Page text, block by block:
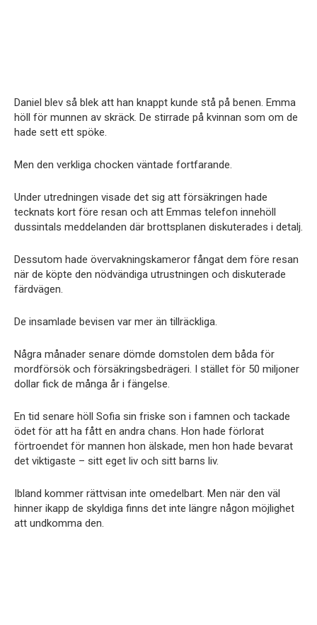
Daniel blev så blek att han knappt kunde stå på benen. Emma
höll för munnen av skräck. De stirrade på kvinnan som om de
hade sett ett spöke.
Men den verkliga chocken väntade fortfarande.
Under utredningen visade det sig att försäkringen hade
tecknats kort före resan och att Emmas telefon innehöll
dussintals meddelanden där brottsplanen diskuterades i detalj.
Dessutom hade övervakningskameror fångat dem före resan
när de köpte den nödvändiga utrustningen och diskuterade
färdvägen.
De insamlade bevisen var mer än tillräckliga.
Några månader senare dömde domstolen dem båda för
mordförsök och försäkringsbedrägeri. I stället för 50 miljoner
dollar fick de många år i fängelse.
En tid senare höll Sofia sin friske son i famnen och tackade
ödet för att ha fått en andra chans. Hon hade förlorat
förtroendet för mannen hon älskade, men hon hade bevarat
det viktigaste – sitt eget liv och sitt barns liv.
Ibland kommer rättvisan inte omedelbart. Men när den väl
hinner ikapp de skyldiga finns det inte längre någon möjlighet
att undkomma den.